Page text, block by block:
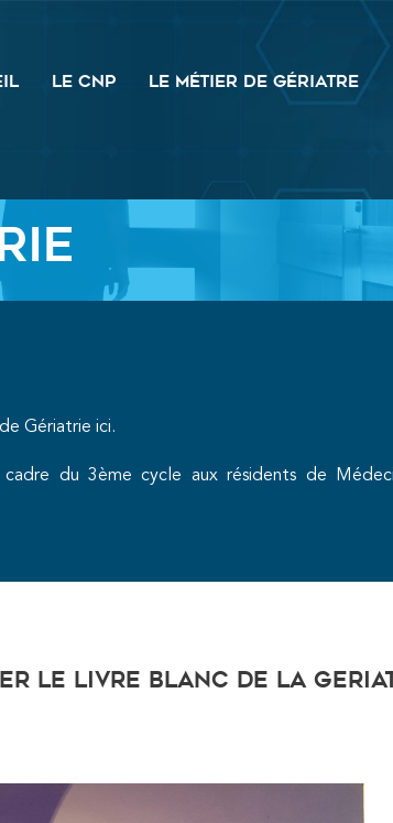
LE CNP LE MÉTIER DE GÉRIATRE
Gériatrie ici.
du 3ème cycle aux résidents de
le livre blanc de la